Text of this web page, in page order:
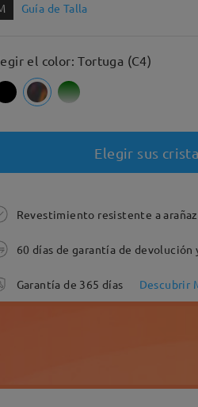
Guía de Talla
el color: Tortuga (C4)
Elegir sus
Revestimiento resistente a
60 días de garantía de devolución
Garantía de 365 días Descubrir